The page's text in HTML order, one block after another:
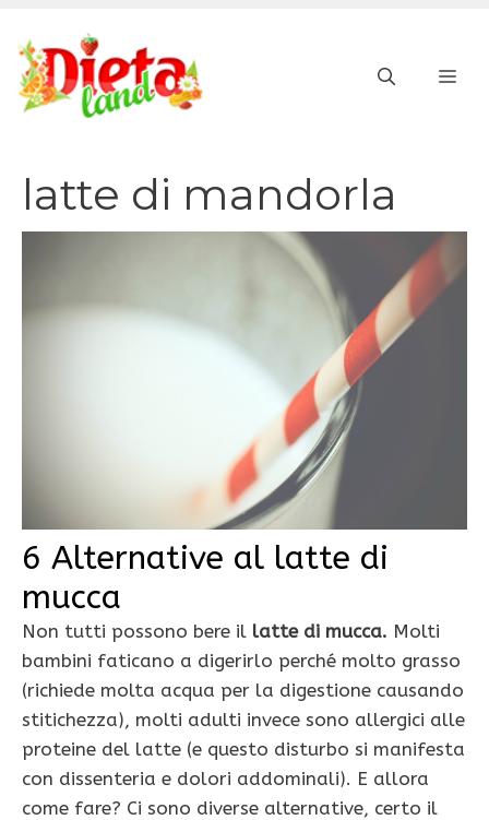
contenuto
latte di mandorla
6 Alternative al latte di
mucca
Non tutti possono bere il latte di mucca. Molti
bambini faticano a digerirlo perché molto grasso
(richiede molta acqua per la digestione causando
stitichezza), molti adulti invece sono allergici alle
proteine del latte (e questo disturbo si manifesta
con dissenteria e dolori addominali). E allora
come fare? Ci sono diverse alternative, certo il